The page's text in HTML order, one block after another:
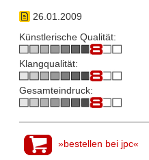
26.01.2009
Künstlerische Qualität:
Klangqualität:
Gesamteindruck:
»bestellen bei jpc«